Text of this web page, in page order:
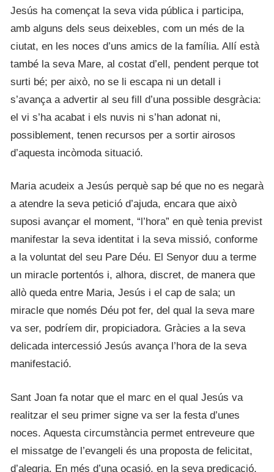
Jesús ha començat la seva vida pública i participa,
amb alguns dels seus deixebles, com un més de la
ciutat, en les noces d’uns amics de la família. Allí està
també la seva Mare, al costat d’ell, pendent perque tot
surti bé; per això, no se li escapa ni un detall i
s’avança a advertir al seu fill d’una possible desgràcia:
el vi s’ha acabat i els nuvis ni s’han adonat ni,
possiblement, tenen recursos per a sortir airosos
d’aquesta incòmoda situació.
Maria acudeix a Jesús perquè sap bé que no es negarà
a atendre la seva petició d’ajuda, encara que això
suposi avançar el moment, “l’hora” en què tenia previst
manifestar la seva identitat i la seva missió, conforme
a la voluntat del seu Pare Déu. El Senyor duu a terme
un miracle portentós i, alhora, discret, de manera que
allò queda entre Maria, Jesús i el cap de sala; un
miracle que només Déu pot fer, del qual la seva mare
va ser, podríem dir, propiciadora. Gràcies a la seva
delicada intercessió Jesús avança l’hora de la seva
manifestació.
Sant Joan fa notar que el marc en el qual Jesús va
realitzar el seu primer signe va ser la festa d’unes
noces. Aquesta circumstància permet entreveure que
el missatge de l’evangeli és una proposta de felicitat,
d’alegria. En més d’una ocasió, en la seva predicació,